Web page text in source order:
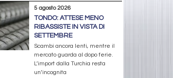
5 agosto 2026
TONDO: ATTESE MENO
RIBASSISTE IN VISTA DI
SETTEMBRE
Scambi ancora lenti, mentre il
mercato guarda al dopo ferie.
L’import dalla Turchia resta
un’incognita